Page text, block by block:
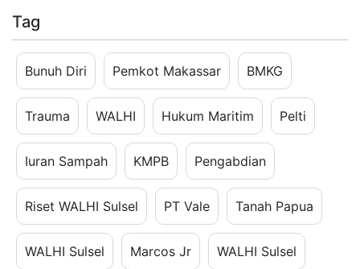
Tag
Bunuh Diri Pemkot Makassar BMKG
Trauma WALHI Hukum Maritim Pelti
Iuran Sampah KMPB Pengabdian
Riset WALHI Sulsel PT Vale Tanah Papua
WALHI Sulsel Marcos Jr WALHI Sulsel